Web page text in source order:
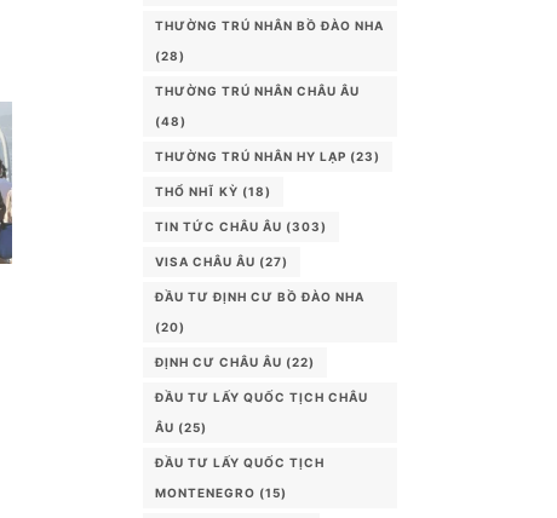
THƯỜNG TRÚ NHÂN BỒ ĐÀO NHA
(28)
THƯỜNG TRÚ NHÂN CHÂU ÂU
(48)
THƯỜNG TRÚ NHÂN HY LẠP (23)
THỔ NHĨ KỲ (18)
TIN TỨC CHÂU ÂU (303)
VISA CHÂU ÂU (27)
ĐẦU TƯ ĐỊNH CƯ BỒ ĐÀO NHA
(20)
ĐỊNH CƯ CHÂU ÂU (22)
ĐẦU TƯ LẤY QUỐC TỊCH CHÂU
ÂU (25)
ĐẦU TƯ LẤY QUỐC TỊCH
MONTENEGRO (15)